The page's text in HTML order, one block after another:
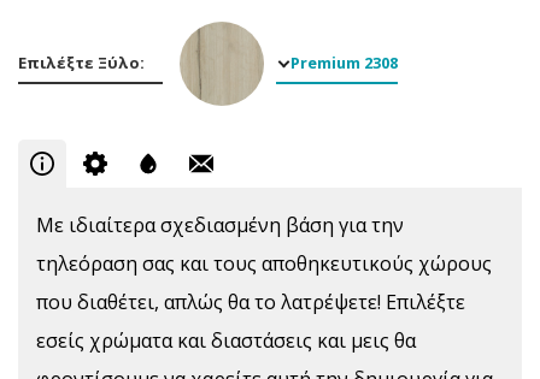
Επιλέξτε Ξύλο: Premium 2308
Mε ιδιαίτερα σχεδιασμένη βάση για την
τηλεόραση σας και τους αποθηκευτικούς χώρους
που διαθέτει, απλώς θα το λατρέψετε! Επιλέξτε
εσείς χρώματα και διαστάσεις και μεις θα